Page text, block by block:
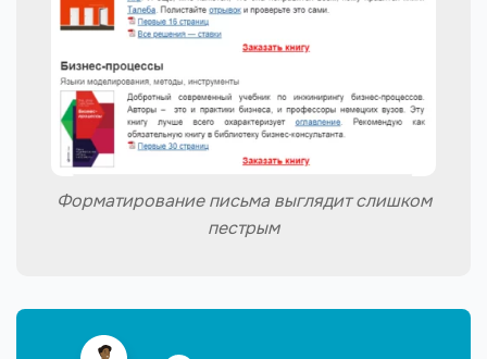
Форматирование письма выглядит слишком
пестрым